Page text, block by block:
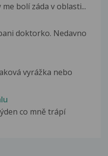
bolí záda v oblasti...
doktorko. Nedavno
vyrážka nebo
co mně trápí